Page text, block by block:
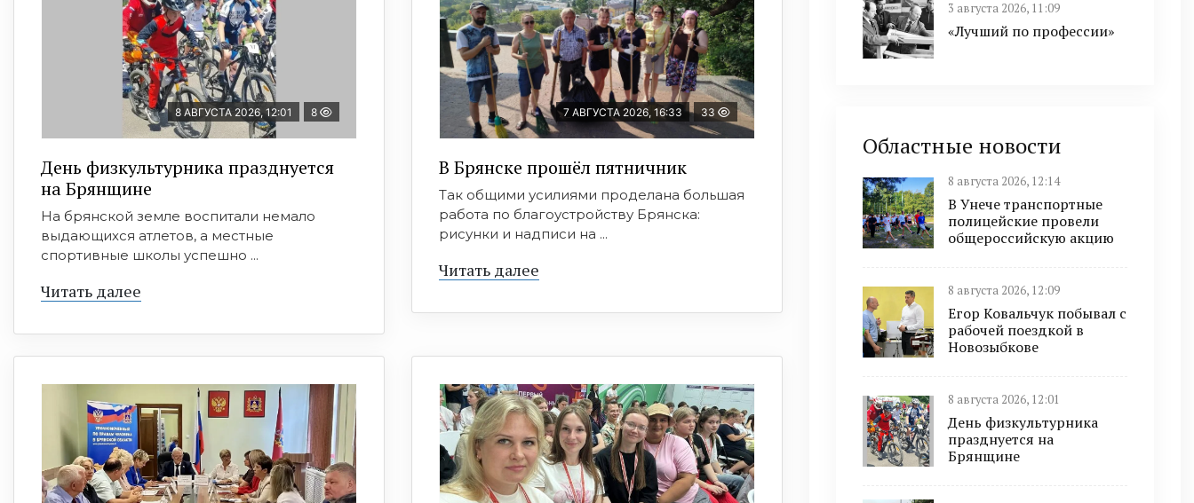
8 АВГУСТА 2026, 12:01 8
День физкультурника празднуется
на Брянщине
На брянской земле воспитали немало
выдающихся атлетов, а местные
спортивные школы успешно ...
Читать далее
7 АВГУСТА 2026, 16:33 33
В Брянске прошёл пятничник
Так общими усилиями проделана большая
работа по благоустройству Брянска:
рисунки и надписи на ...
Читать далее
3 августа 2026, 11:09
«Лучший по профессии»
Областные новости
8 августа 2026, 12:14
В Унече транспортные
полицейские провели
общероссийскую акцию
8 августа 2026, 12:09
Егор Ковальчук побывал с
рабочей поездкой в
Новозыбкове
8 августа 2026, 12:01
День физкультурника
празднуется на
Брянщине